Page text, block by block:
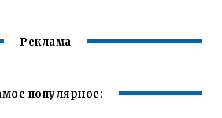
Реклама
популярное: